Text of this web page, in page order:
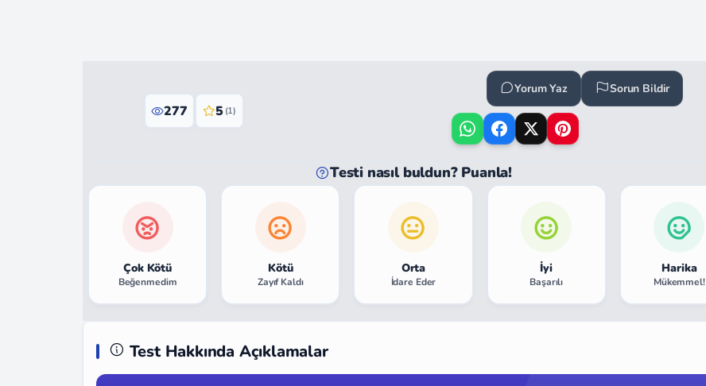
277 5 (1)
Yorum Yaz Sorun Bildir
Testi nasıl buldun? Puanla!
Çok Kötü
Beğenmedim
Kötü
Zayıf Kaldı
Orta
İdare Eder
İyi
Başarılı
Harika
Mükemmel!
Test Hakkında Açıklamalar